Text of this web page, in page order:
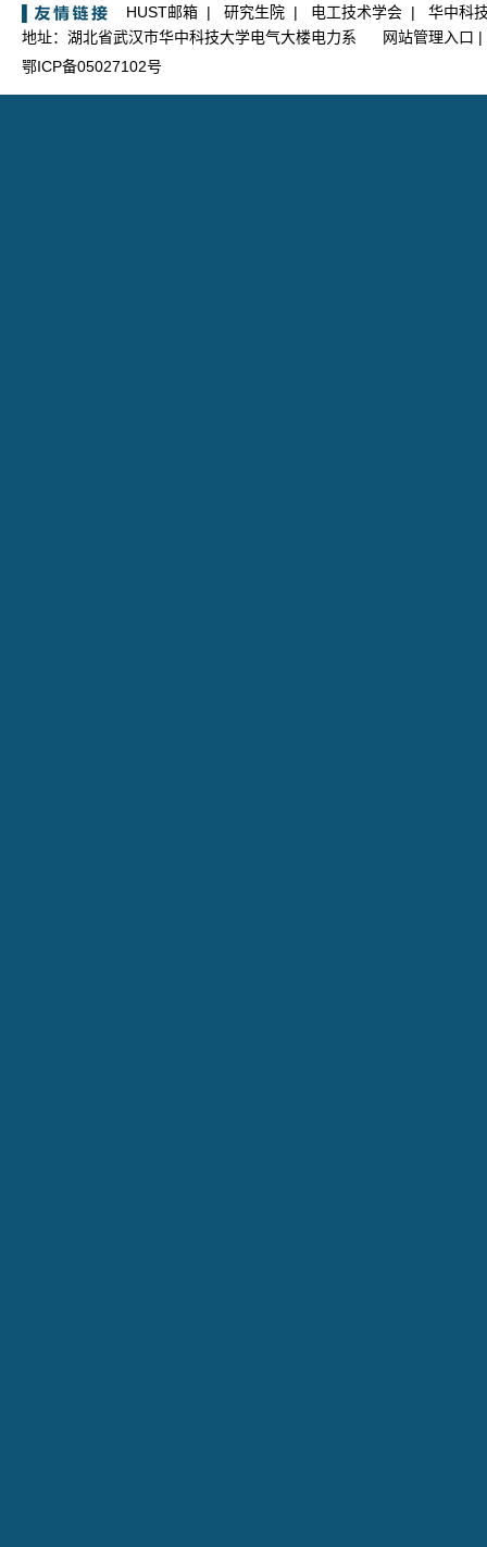
HUST邮箱 | 研究生院 | 电工技术学会 | 华中科
地址：湖北省武汉市华中科技大学电气大楼电力系
网站管理入口 |
鄂ICP备05027102号